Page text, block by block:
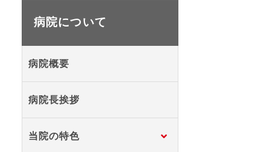
病院について
病院概要
病院長挨拶
当院の特色